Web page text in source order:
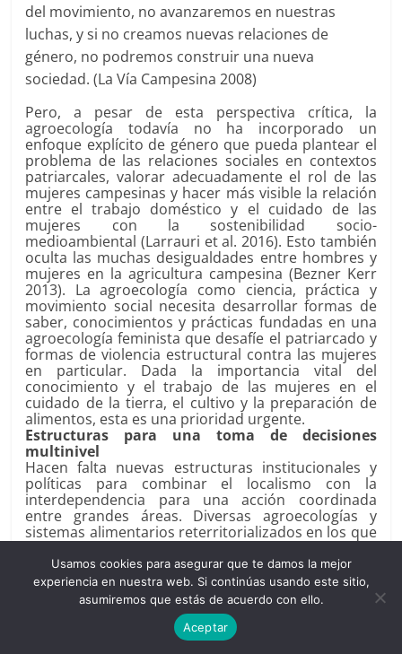
del movimiento, no avanzaremos en nuestras
luchas, y si no creamos nuevas relaciones de
género, no podremos construir una nueva
sociedad. (La Vía Campesina 2008)
Pero, a pesar de esta perspectiva crítica, la
agroecología todavía no ha incorporado un
enfoque explícito de género que pueda plantear el
problema de las relaciones sociales en contextos
patriarcales, valorar adecuadamente el rol de las
mujeres campesinas y hacer más visible la relación
entre el trabajo doméstico y el cuidado de las
mujeres con la sostenibilidad socio-
medioambiental (Larrauri et al. 2016). Esto también
oculta las muchas desigualdades entre hombres y
mujeres en la agricultura campesina (Bezner Kerr
2013). La agroecología como ciencia, práctica y
movimiento social necesita desarrollar formas de
saber, conocimientos y prácticas fundadas en una
agroecología feminista que desafíe el patriarcado y
formas de violencia estructural contra las mujeres
en particular. Dada la importancia vital del
conocimiento y el trabajo de las mujeres en el
cuidado de la tierra, el cultivo y la preparación de
alimentos, esta es una prioridad urgente.
Estructuras para una toma de decisiones
multinivel
Hacen falta nuevas estructuras institucionales y
políticas para combinar el localismo con la
interdependencia para una acción coordinada
entre grandes áreas. Diversas agroecologías y
sistemas alimentarios reterritorializados en los que
Polany 1957) requieren la participación inclusiva y
la acción colectiva para coordinar la gestión y la
gobernanza local adaptativa, entre un amplio
rango de sistemas alimentarios y paisajes
asociados (bosques, humedales, praderas, etc.).
Además, fortalecer sistemas alimentarios
Usamos cookies para asegurar que te damos la mejor
experiencia en nuestra web. Si continúas usando este sitio,
asumiremos que estás de acuerdo con ello.
Aceptar